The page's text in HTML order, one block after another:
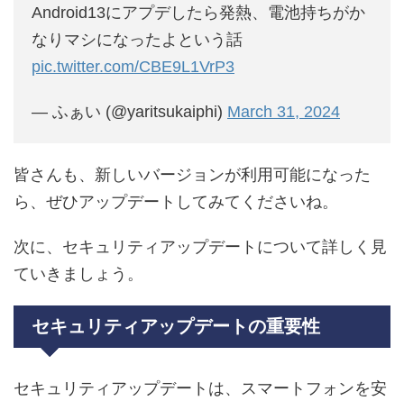
Android13にアプデしたら発熱、電池持ちがか
なりマシになったよという話
pic.twitter.com/CBE9L1VrP3
— ふぁい (@yaritsukaiphi) March 31, 2024
皆さんも、新しいバージョンが利用可能になった
ら、ぜひアップデートしてみてくださいね。
次に、セキュリティアップデートについて詳しく見
ていきましょう。
セキュリティアップデートの重要性
セキュリティアップデートは、スマートフォンを安